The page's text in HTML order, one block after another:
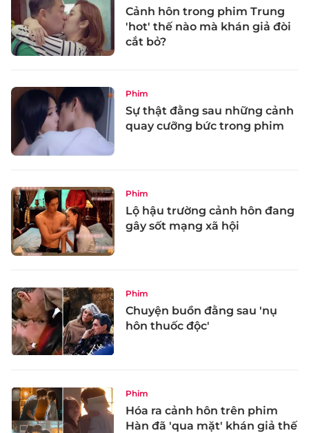
Cảnh hôn trong phim Trung
'hot' thế nào mà khán giả đòi
cắt bỏ?
Phim
Sự thật đằng sau những cảnh
quay cưỡng bức trong phim
Phim
Lộ hậu trường cảnh hôn đang
gây sốt mạng xã hội
Phim
Chuyện buồn đằng sau 'nụ
hôn thuốc độc'
Phim
Hóa ra cảnh hôn trên phim
Hàn đã 'qua mặt' khán giả thế